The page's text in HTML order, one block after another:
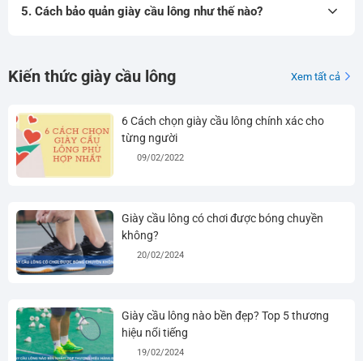
5. Cách bảo quản giày cầu lông như thế nào?
Kiến thức giày cầu lông Xem tất cả
6 Cách chọn giày cầu lông chính xác cho
từng người
09/02/2022
Giày cầu lông có chơi được bóng chuyền
không?
20/02/2024
Giày cầu lông nào bền đẹp? Top 5 thương
hiệu nổi tiếng
19/02/2024